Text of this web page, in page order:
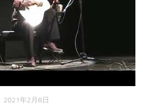
2021年2月8日